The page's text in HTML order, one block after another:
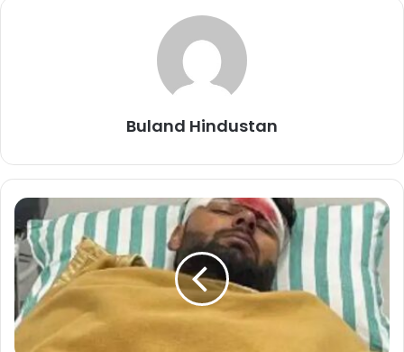
Yoga : “योग” यह शब्द अपने आप में ही पूर्ण विज्ञान के समान है जो शरीर, मन,
आत्मा और ब्रह्मांड को एकजुट बनाता है। योग का इतिहास करीबन 5000 साल
पुराना है, जिसे प्राचीन भारतीय दर्शन में मन और शरीर के अभ्यास के रूप में जाना
जाता है। योग की विभिन्न शैलियाँ शारीरिक मुद्राएँ, साँस लेने की तकनीक और
के रूप में अपना एक अलग स्थान बनाया है और आज यह दुनियाभर में लोकप्रिय हो
में कई अलग-अलग प्रकार के योग और कई अनुशासन सम्मिलित हैं। आइये इस
लेख की सहायता से योग के इतिहास , विभिन्न मुद्राओं, इसके फायदों और नुकसानों
पर प्रकाश डालने का प्रयास करते हैं।
Buland Hindustan